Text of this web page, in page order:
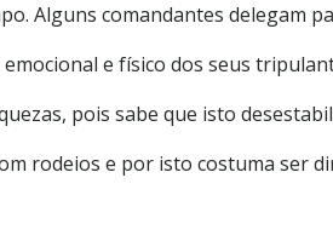
Alguns comandantes delegam
e físico dos seus
pois sabe que isto
rodeios e por isto costuma ser